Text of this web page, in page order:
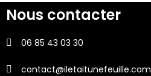
Nous contacter
06 85 43 03 30
contact@iletaitunefeuille.com